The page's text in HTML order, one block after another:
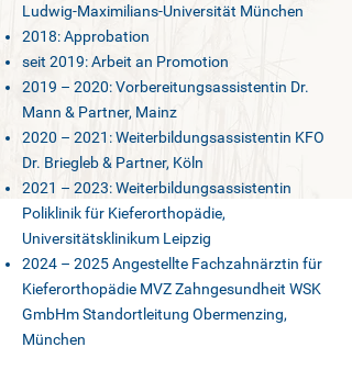
Ludwig-Maximilians-Universität München
2018: Approbation
seit 2019: Arbeit an Promotion
2019 – 2020: Vorbereitungsassistentin Dr.
Mann & Partner, Mainz
2020 – 2021: Weiterbildungsassistentin KFO
Dr. Briegleb & Partner, Köln
2021 – 2023: Weiterbildungsassistentin
Poliklinik für Kieferorthopädie,
Universitätsklinikum Leipzig
2024 – 2025 Angestellte Fachzahnärztin für
Kieferorthopädie MVZ Zahngesundheit WSK
GmbHm Standortleitung Obermenzing,
München